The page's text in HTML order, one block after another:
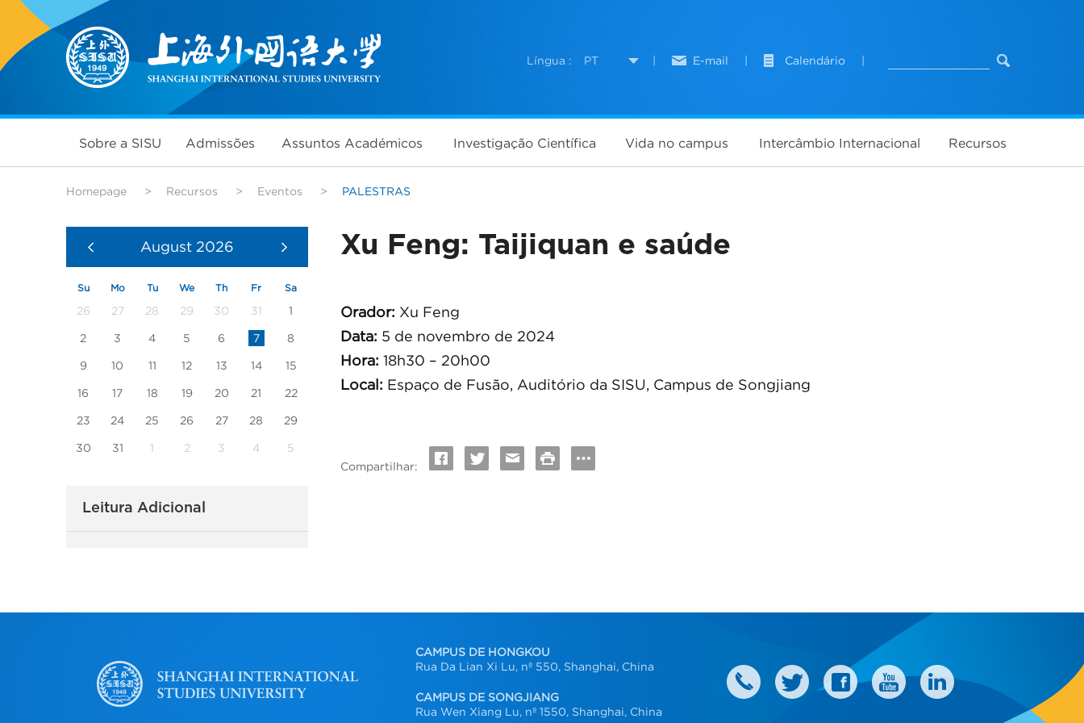
Língua : PT E-mail Calendário
Sobre a SISU Admissões Assuntos Académicos Investigação Científica Vida no campus Intercâmbio Internacional Recursos
Homepage > Recursos > Eventos > PALESTRAS
August 2026
Su Mo Tu We Th Fr Sa
26 27 28 29 30 31 1
2 3 4 5 6 7 8
9 10 11 12 13 14 15
16 17 18 19 20 21 22
23 24 25 26 27 28 29
30 31 1 2 3 4 5
Leitura Adicional
Xu Feng: Taijiquan e saúde
Orador: Xu Feng
Data: 5 de novembro de 2024
Hora: 18h30 – 20h00
Local: Espaço de Fusão, Auditório da SISU, Campus de Songjiang
Compartilhar:
CAMPUS DE HONGKOU
Rua Da Lian Xi Lu, nº 550, Shanghai, China
CAMPUS DE SONGJIANG
Rua Wen Xiang Lu, nº 1550, Shanghai, China